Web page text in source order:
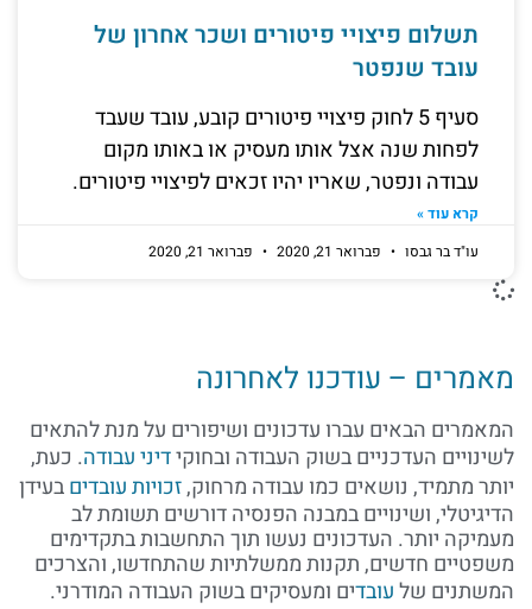
תשלום פיצויי פיטורים ושכר אחרון של
עובד שנפטר
סעיף 5 לחוק פיצויי פיטורים קובע, עובד שעבד
לפחות שנה אצל אותו מעסיק או באותו מקום
עבודה ונפטר, שאריו יהיו זכאים לפיצויי פיטורים.
קרא עוד »
עו"ד בר גבסו
פברואר 21, 2020 פברואר 21, 2020
מאמרים – עודכנו לאחרונה
המאמרים הבאים עברו עדכונים ושיפורים על מנת להתאים
לשינויים העדכניים בשוק העבודה ובחוקידיני עבודה. כעת,
יותר מתמיד, נושאים כמו עבודה מרחוק,זכויות עובדיםבעידן
הדיגיטלי, ושינויים במבנה הפנסיה דורשים תשומת לב
מעמיקה יותר. העדכונים נעשו תוך התחשבות בתקדימים
משפטיים חדשים, תקנות ממשלתיות שהתחדשו, והצרכים
המשתנים שלעובדים ומעסיקים בשוק העבודה המודרני.